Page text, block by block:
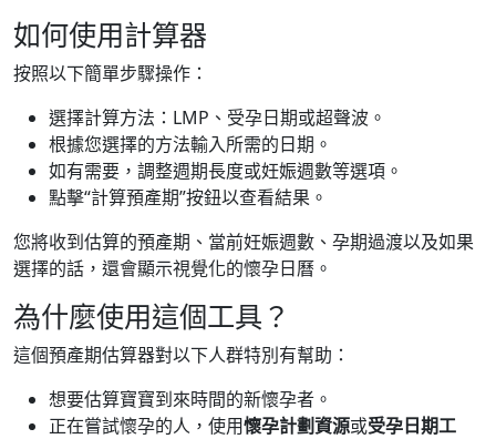
如何使用計算器
按照以下簡單步驟操作：
選擇計算方法：LMP、受孕日期或超聲波。
根據您選擇的方法輸入所需的日期。
如有需要，調整週期長度或妊娠週數等選項。
點擊“計算預產期”按鈕以查看結果。
您將收到估算的預產期、當前妊娠週數、孕期過渡以及如果
選擇的話，還會顯示視覺化的懷孕日曆。
為什麼使用這個工具？
這個預產期估算器對以下人群特別有幫助：
想要估算寶寶到來時間的新懷孕者。
正在嘗試懷孕的人，使用懷孕計劃資源或受孕日期工